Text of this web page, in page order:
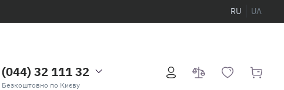
RU UA
(044) 32 111 32
Безкоштовно по Києву